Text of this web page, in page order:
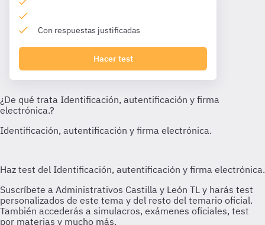
Con respuestas justificadas
Hacer test